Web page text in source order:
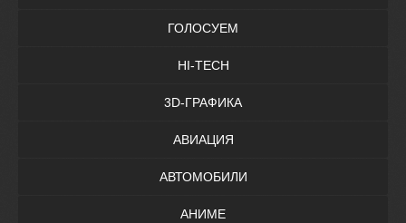
ГОЛОСУЕМ
HI-TECH
3D-ГРАФИКА
АВИАЦИЯ
АВТОМОБИЛИ
АНИМЕ